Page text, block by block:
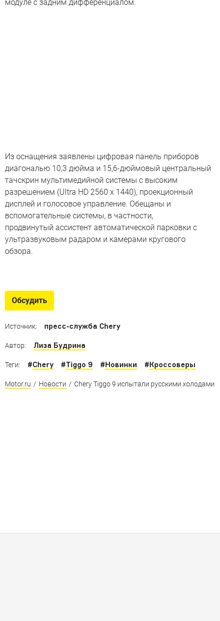
модуле с задним дифференциалом.
Из оснащения заявлены цифровая панель приборов
диагональю 10,3 дюйма и 15,6-дюймовый центральный
тачскрин мультимедийной системы с высоким
разрешением (Ultra HD 2560 x 1440), проекционный
дисплей и голосовое управление. Обещаны и
вспомогательные системы, в частности,
продвинутый ассистент автоматической парковки с
ультразвуковым радаром и камерами кругового
обзора.
Подведены итоги национальной премии «Топ-5 Авто»
Обсудить
Источник: пресс-служба Chery
Автор: Лиза Будрина
Теги: #Chery #Tiggo 9 #Новинки #Кроссоверы
Motor.ru / Новости / Сhery Tiggo 9 испытали русскими холодами